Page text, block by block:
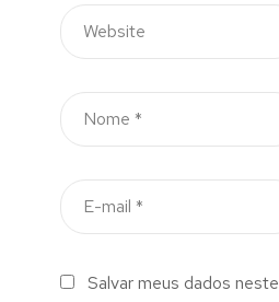
Salvar meus dados neste